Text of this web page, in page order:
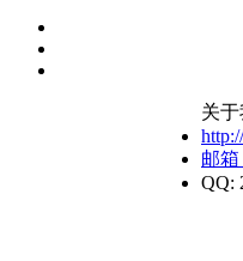
关
邮箱
QQ: